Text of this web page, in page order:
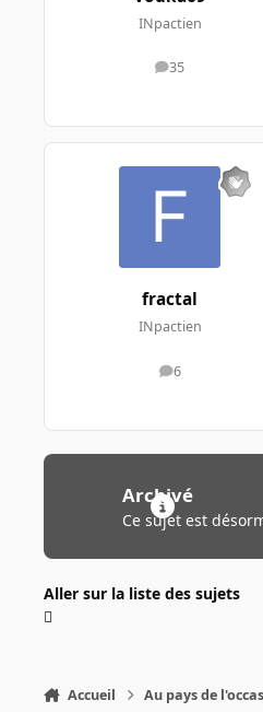
INpactien
35
messages
fractal
INpactien
6
messages
Archivé
Ce sujet est
Aller sur la liste des sujets
Accueil Au pays de